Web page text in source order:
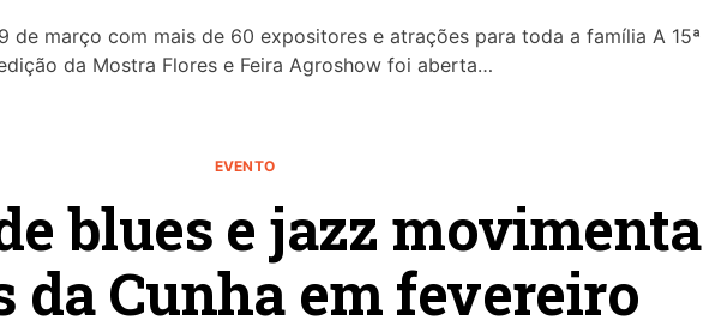
de março com mais de 60 expositores e atrações para toda a família A 15ª
da Mostra Flores e Feira Agroshow foi aberta…
EVENTO
blues e jazz movimenta
da Cunha em fevereiro